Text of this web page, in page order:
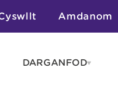
Amdanom
DARGANFODOpen